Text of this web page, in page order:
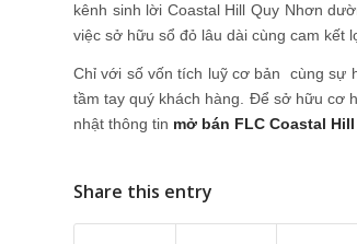
kênh sinh lời Coastal Hill Quy Nhơn
việc sở hữu sổ đỏ lâu dài cùng cam kết
Chỉ với số vốn tích luỹ cơ bản cùng sự
tầm tay quý khách hàng. Để sở hữu cơ
nhật thông tin mở bán FLC Coastal
Share this entry